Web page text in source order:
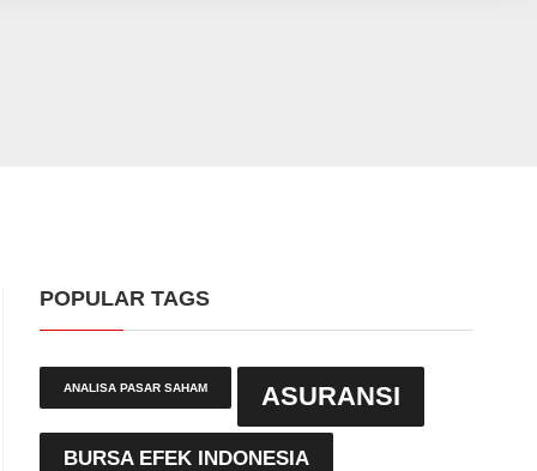
POPULAR TAGS
ANALISA PASAR SAHAM ASURANSI
BURSA EFEK INDONESIA